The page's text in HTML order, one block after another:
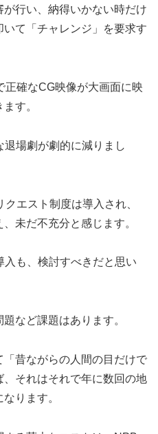
行い、納得いかない時だけ
て「チャレンジ」を要求す
確なCG映像が大画面に映
す。
退場劇が劇的に減りまし
エスト制度は導入され、
未だ不充分と感じます。
も、検討すべきだと思い
など課題はあります。
昔ながらの人間の目だけで
それはそれで年に数回の地
ります。